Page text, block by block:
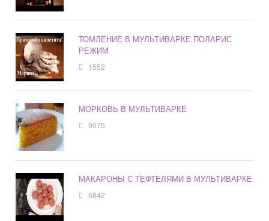
ТОМЛЕНИЕ В МУЛЬТИВАРКЕ ПОЛАРИС
РЕЖИМ
1552
МОРКОВЬ В МУЛЬТИВАРКЕ
9075
МАКАРОНЫ С ТЕФТЕЛЯМИ В МУЛЬТИВАРКЕ
5842